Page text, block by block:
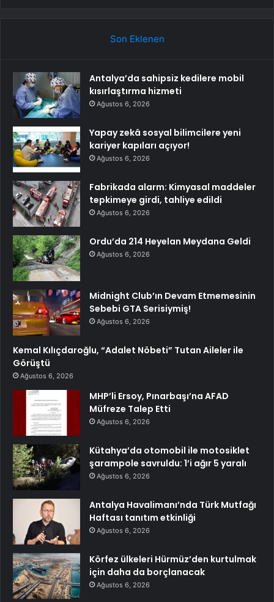
Son Eklenen
Antalya’da sahipsiz kedilere mobil
kısırlaştırma hizmeti
Ağustos 6, 2026
Yapay zekâ sosyal bilimcilere yeni
kariyer kapıları açıyor!
Ağustos 6, 2026
Fabrikada alarm: Kimyasal maddeler
tepkimeye girdi, tahliye edildi
Ağustos 6, 2026
Ordu’da 214 Heyelan Meydana Geldi
Ağustos 6, 2026
Midnight Club’ın Devam Etmemesinin
Sebebi GTA Serisiymiş!
Ağustos 6, 2026
Kemal Kılıçdaroğlu, “Adalet Nöbeti” Tutan Aileler ile
Görüştü
Ağustos 6, 2026
MHP’li Ersoy, Pınarbaşı’na AFAD
Müfreze Talep Etti
Ağustos 6, 2026
Kütahya’da otomobil ile motosiklet
şarampole savruldu: 1’i ağır 5 yaralı
Ağustos 6, 2026
Antalya Havalimanı’nda Türk Mutfağı
Haftası tanıtım etkinliği
Ağustos 6, 2026
Körfez ülkeleri Hürmüz’den kurtulmak
için daha da borçlanacak
Ağustos 6, 2026